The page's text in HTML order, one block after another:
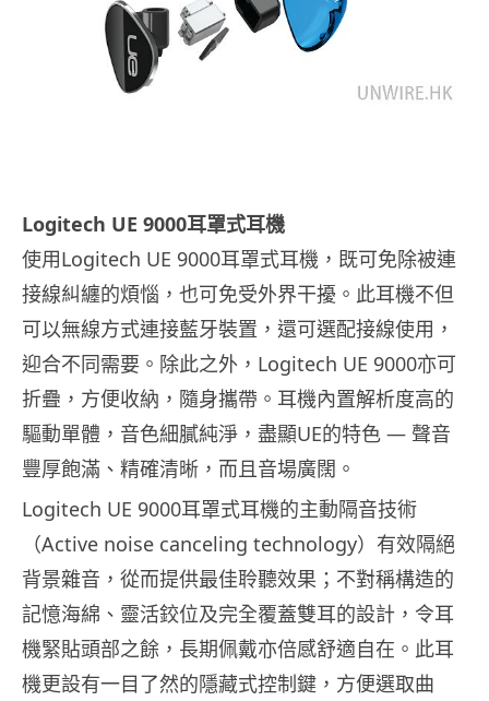
Logitech UE 9000耳罩式耳機
使用Logitech UE 9000耳罩式耳機，既可免除被連
接線糾纏的煩惱，也可免受外界干擾。此耳機不但
可以無線方式連接藍牙裝置，還可選配接線使用，
迎合不同需要。除此之外，Logitech UE 9000亦可
折疊，方便收納，隨身攜帶。耳機內置解析度高的
驅動單體，音色細膩純淨，盡顯UE的特色 — 聲音
豐厚飽滿、精確清晰，而且音場廣闊。
Logitech UE 9000耳罩式耳機的主動隔音技術
（Active noise canceling technology）有效隔絕
背景雜音，從而提供最佳聆聽效果；不對稱構造的
記憶海綿、靈活鉸位及完全覆蓋雙耳的設計，令耳
機緊貼頭部之餘，長期佩戴亦倍感舒適自在。此耳
機更設有一目了然的隱藏式控制鍵，方便選取曲